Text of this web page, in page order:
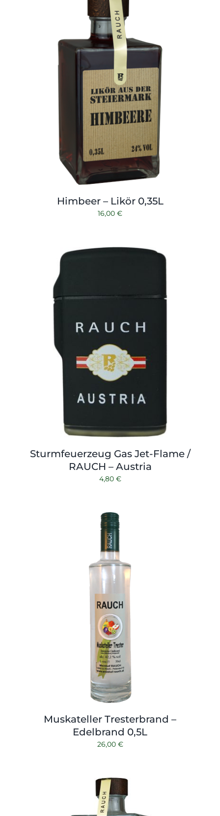
Shop
Kontakt
Himbeer – Likör 0,35L
16,00 €
Sturmfeuerzeug Gas Jet-Flame /
RAUCH – Austria
4,80 €
Muskateller Tresterbrand –
Edelbrand 0,5L
26,00 €